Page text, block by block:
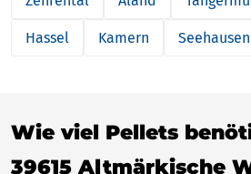
Hassel Kamern
Wie viel Pellets
39615 Altmärkische